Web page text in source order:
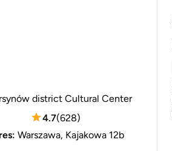
district Cultural Center
4.7(628)
: Warszawa, Kajakowa 12b